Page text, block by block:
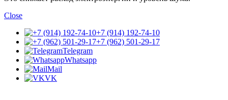
Close
+7 (914) 192-74-10
+7 (962) 501-29-17
Telegram
Whatsapp
Mail
VK